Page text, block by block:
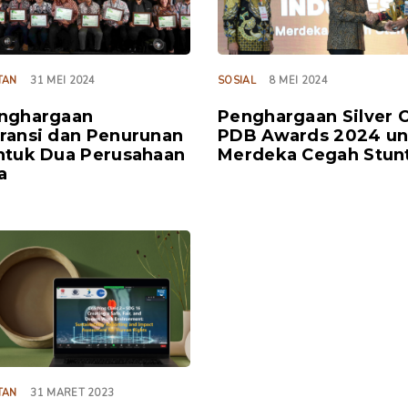
31 MEI 2024
dan Penurunan
Dua Perusahaan
SOSIAL 8 MEI 2024
Penghargaan Silver
PDB Awards 2024
Merdeka Cegah
31 MARET 2023